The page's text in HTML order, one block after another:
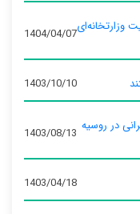
وزارتخانه‌ای1404/04/07
1403/10/10
در روسیه 1403/08/13
1403/04/18